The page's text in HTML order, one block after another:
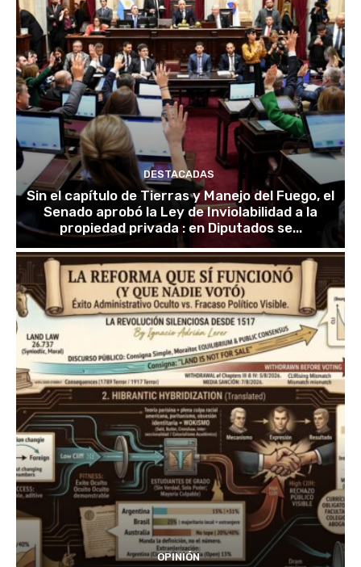
DESTACADAS
Sin el capítulo de Tierras y Manejo del Fuego, el
Senado aprobó la Ley de Inviolabilidad a la
propiedad privada : en Diputados se...
OPINIÓN